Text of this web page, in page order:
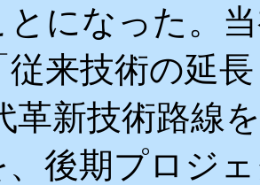
とになった。
従来技術の延
革新技術路線
、後期プロジ